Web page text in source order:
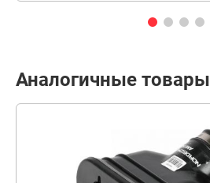
Аналогичные товары